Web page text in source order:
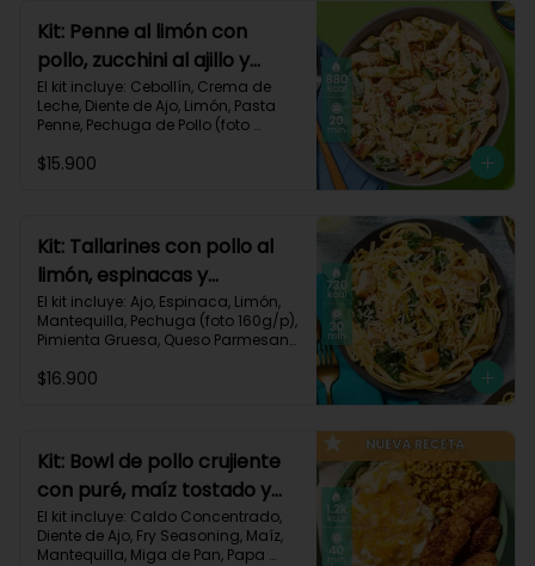
Proteínas 49g
Kit: Penne al limón con
pollo, zucchini al ajillo y
cebollín-111
El kit incluye: Cebollín, Crema de
Leche, Diente de Ajo, Limón, Pasta
Penne, Pechuga de Pollo (foto
Zucchini Verde, Receta Impresa.
$15.900
Kit: Tallarines con pollo al
limón, espinacas y
parmesano-68
El kit incluye: Ajo, Espinaca, Limón,
Mantequilla, Pechuga (foto 160g/p),
Pimienta Gruesa, Queso Parmesano,
$16.900
Kit: Bowl de pollo crujiente
con puré, maíz tostado y
queso monterey-140
El kit incluye: Caldo Concentrado,
Diente de Ajo, Fry Seasoning, Maíz,
Mantequilla, Miga de Pan, Papa